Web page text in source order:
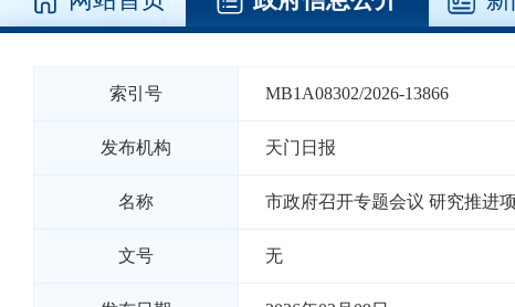
索引号 MB1A08302/2026-13866
发布机构 天门日报
名称 市政府召开专题会议 研究推进
文号 无